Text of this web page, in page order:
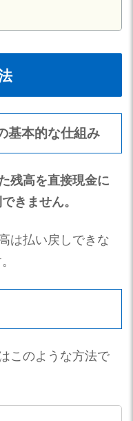
基本的な仕組み
残高を直接現金に
きません。
は払い戻しできな
このような方法で